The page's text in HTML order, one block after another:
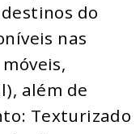
do
nas
além de
Texturizado